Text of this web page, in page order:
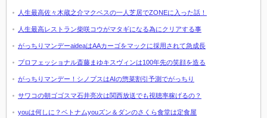
人生最高佐々木蔵之介マクベスの一人芝居でZONEに入った話！
人生最高レストラン柴咲コウがマタギになる為にクリアする事
がっちりマンデーaideaはAAカーゴをマックに採用されて急成長
プロフェッショナル斎藤まゆキスヴィンは100年先の笑顔を造る
がっちりマンデー！シノプスはAIの惣菜割引予測でがっちり
サワコの朝ゴゴスマ石井亮次は関西放送でも視聴率稼げるの？
youは何しに？ベトナムyouズン＆ダンのさくら食堂は定食屋